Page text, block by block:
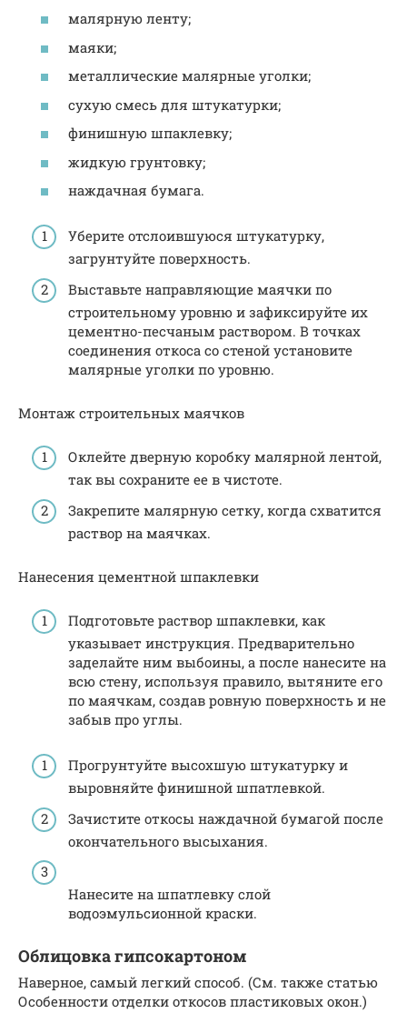
малярную ленту;
маяки;
металлические малярные уголки;
сухую смесь для штукатурки;
финишную шпаклевку;
жидкую грунтовку;
наждачная бумага.
Уберите отслоившуюся штукатурку,
загрунтуйте поверхность.
Выставьте направляющие маячки по
строительному уровню и зафиксируйте их
цементно-песчаным раствором. В точках
соединения откоса со стеной установите
малярные уголки по уровню.
Монтаж строительных маячков
Оклейте дверную коробку малярной лентой,
так вы сохраните ее в чистоте.
Закрепите малярную сетку, когда схватится
раствор на маячках.
Нанесения цементной шпаклевки
Подготовьте раствор шпаклевки, как
указывает инструкция. Предварительно
заделайте ним выбоины, а после нанесите на
всю стену, используя правило, вытяните его
по маячкам, создав ровную поверхность и не
забыв про углы.
Прогрунтуйте высохшую штукатурку и
выровняйте финишной шпатлевкой.
Зачистите откосы наждачной бумагой после
окончательного высыхания.
Нанесите на шпатлевку слой
водоэмульсионной краски.
Облицовка гипсокартоном
Наверное, самый легкий способ. (См. также статью
Особенности отделки откосов пластиковых окон.)